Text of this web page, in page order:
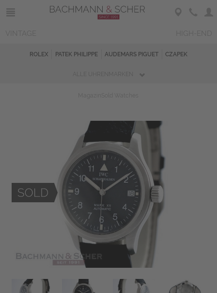
ROLEX PATEK PHILIPPE AUDEMARS PIGUET CZAPEK